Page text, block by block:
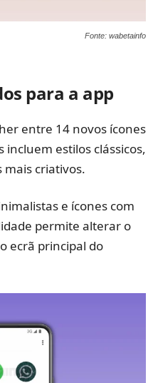
Fonte: wabetainfo
para a app
entre 14 novos ícones
incluem estilos clássicos,
mais criativos.
e ícones com
permite alterar o
ecrã principal do